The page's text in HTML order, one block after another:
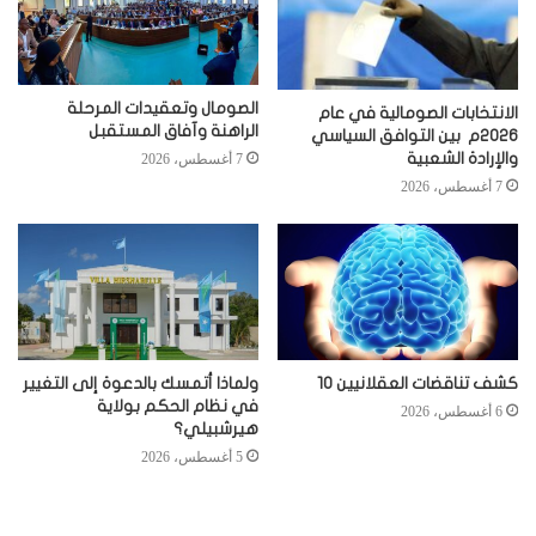
الانتخابات الصومالية في عام
2026م بين التوافق السياسي
والإرادة الشعبية
7 أغسطس، 2026
الصومال وتعقيدات المرحلة
الراهنة وآفاق المستقبل
7 أغسطس، 2026
كشف تناقضات العقلانيين 10
6 أغسطس، 2026
ولماذا أتمسك بالدعوة إلى التغيير
في نظام الحكم بولاية
هيرشبيلي؟
5 أغسطس، 2026